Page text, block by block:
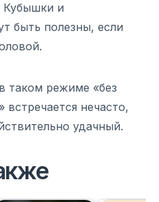
Кубышки и
быть полезны, если
в таком режиме «без
нечасто,
удачный.